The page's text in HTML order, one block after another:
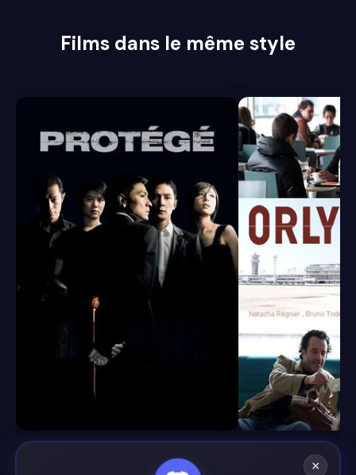
Films dans le même style
6.5
×